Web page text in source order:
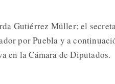
Gutiérrez Müller; el
por Puebla y a
en la Cámara de Diputados.